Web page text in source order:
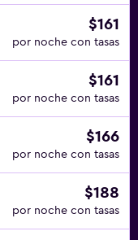
$161
por noche con tasas
$161
por noche con tasas
$166
por noche con tasas
$188
por noche con tasas